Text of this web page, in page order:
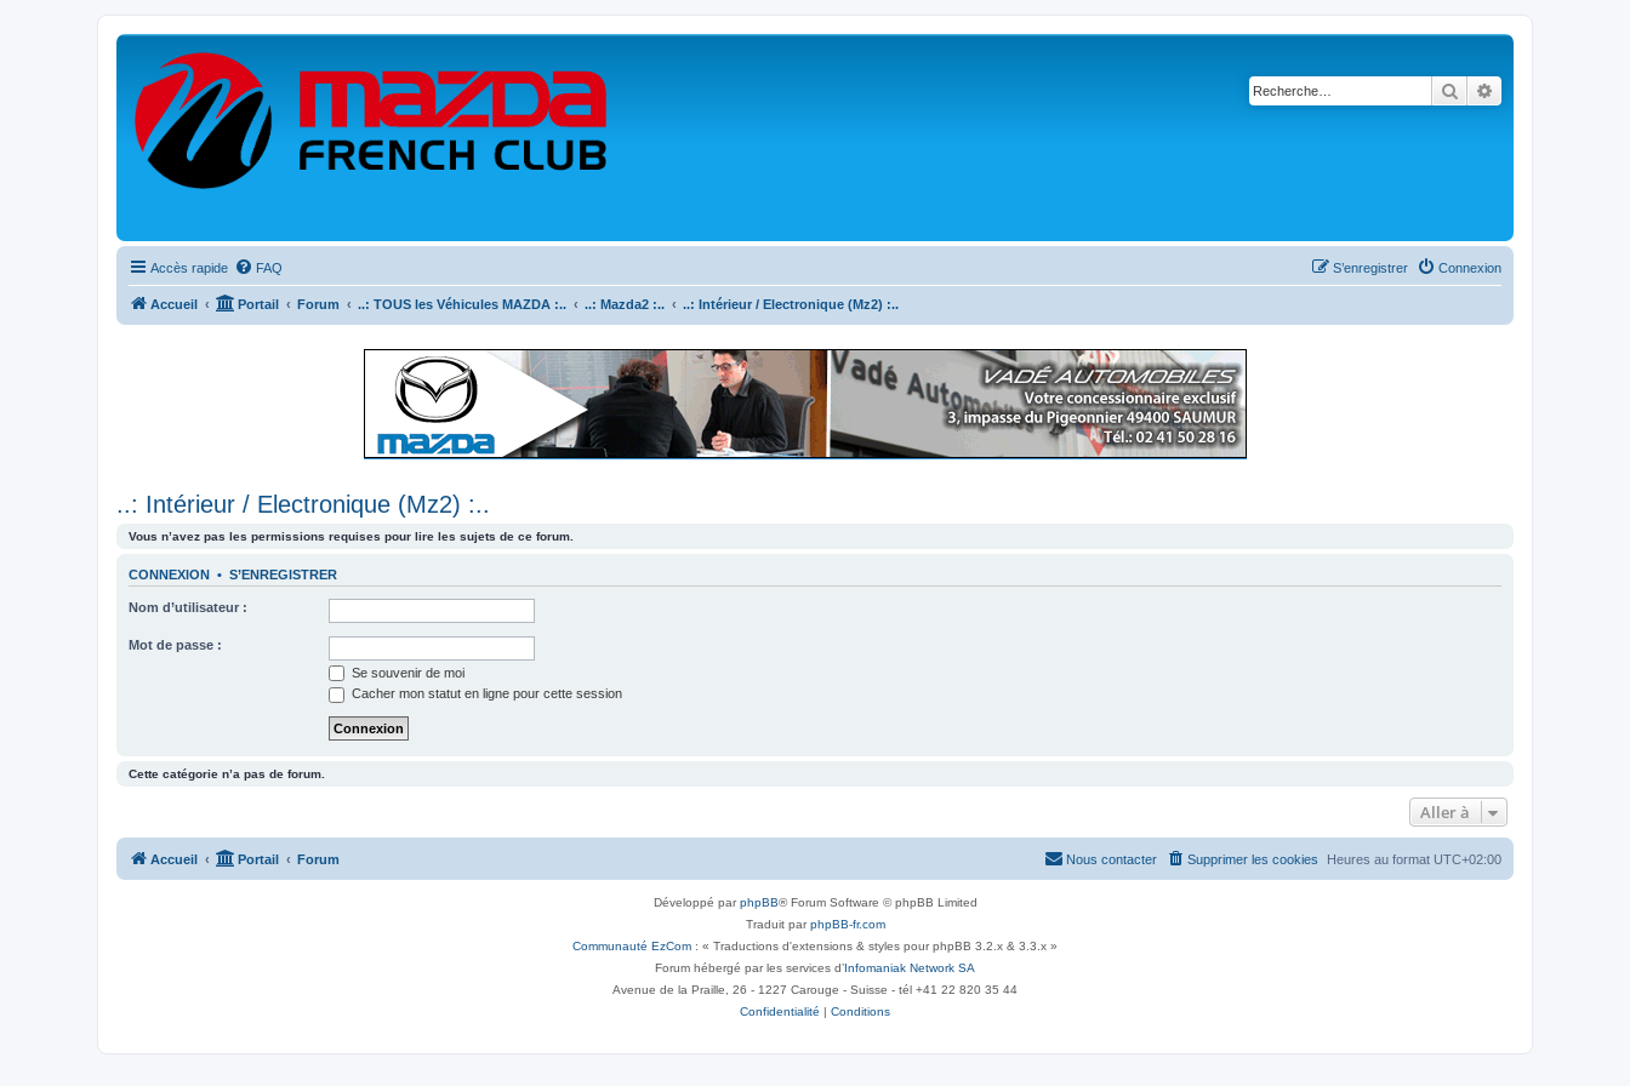
Rechercher
Accès rapide FAQ Connexion
S’enregistrer
Accueil Portail Forum ..: TOUS les Véhicules MAZDA :.. ..: Mazda2 :.. ..: Intérieur / Electronique (Mz2) :..
..: Intérieur / Electronique (Mz2) :..
Vous n’avez pas les permissions requises pour lire les sujets de ce forum.
CONNEXION • S’ENREGISTRER
Nom d’utilisateur :
Mot de passe :
Se souvenir de moi
Cacher mon statut en ligne pour cette session
Cette catégorie n’a pas de forum.
Aller à
Accueil Portail Forum Heures au format UTC+02:00
Supprimer les cookies
Nous contacter
Développé parphpBB® Forum Software © phpBB Limited
Traduit parphpBB-fr.com
Communauté EzCom : « Traductions d'extensions & styles pour phpBB 3.2.x & 3.3.x »
Forum hébergé par les services d’Infomaniak Network SA
Avenue de la Praille, 26 - 1227 Carouge - Suisse - tél +41 22 820 35 44
Confidentialité | Conditions